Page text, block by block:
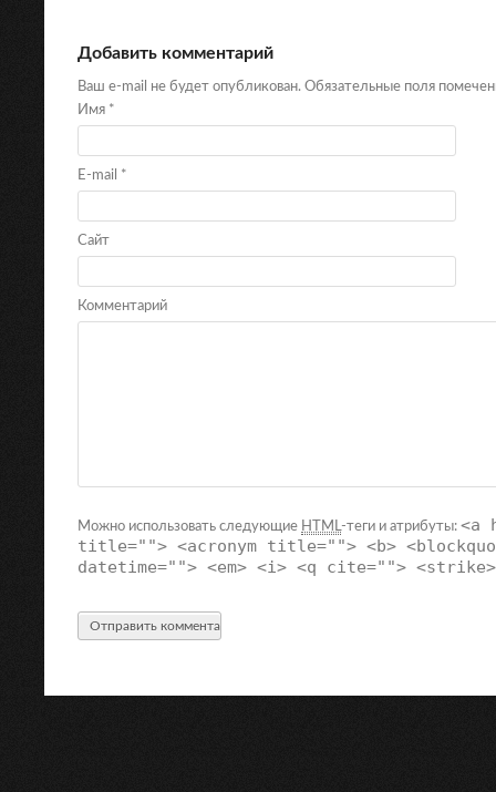
Добавить комментарий
Ваш e-mail не будет опубликован. Обязательные поля
Имя *
E-mail *
Сайт
Комментарий
Можно использовать следующие HTML -теги и атрибуты: <a
title=""> <acronym title=""> <b>
datetime=""> <em> <i> <q cite="">